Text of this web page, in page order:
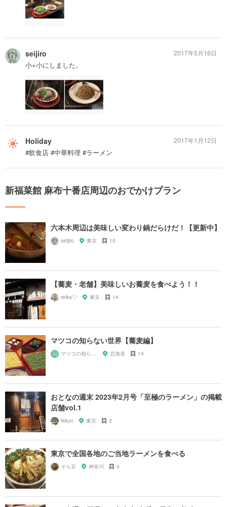
seijiro
小+小にしました。
2017年5月16日
Holiday
#飲食店 #中華料理 #ラーメン
2017年1月12日
新福菜館 麻布十番店周辺のおでかけプラン
六本木周辺は美味しい変わり鍋だらけだ！【更新中】
seijiro 東京 10
【蕎麦・老舗】美味しいお蕎麦を食べよう！！
reika♡ 東京 14
マツコの知らない世界【蕎麦編】
北海道 14
おとなの週末 2023年2月号「至極のラーメン」の掲載
店舗vol.1
Ikkun 東京 3
東京で全国各地のご当地ラーメンを食べる
そら豆 神奈川 0